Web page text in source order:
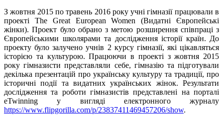
З жовтня 2015 по травень 2016 року учні гімназії працювали в
проекті The Great European Women (Видатні Європейські
жінки). Проект було обрано з метою розширення співпраці з
Європейськими школярами та дослідження історії країн. До
проекту було залучено учнів 2 курсу гімназії, які цікавляться
історією та культурою. Працюючи в проекті з жовтня 2015
року гімназисти представляли себе, гімназію та підготували
декілька презентацій про українську культуру та традиції, про
історичні події та видатних українських жінок. Результати
дослідження та роботи гімназистів представлені на порталі
eTwinning у вигляді електронного журналу
https://www.flipgorilla.com/p/23837411469457206/show.